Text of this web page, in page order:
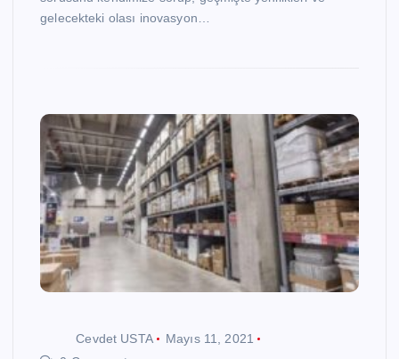
gelecekteki olası inovasyon…
Cevdet USTA
Mayıs 11, 2021